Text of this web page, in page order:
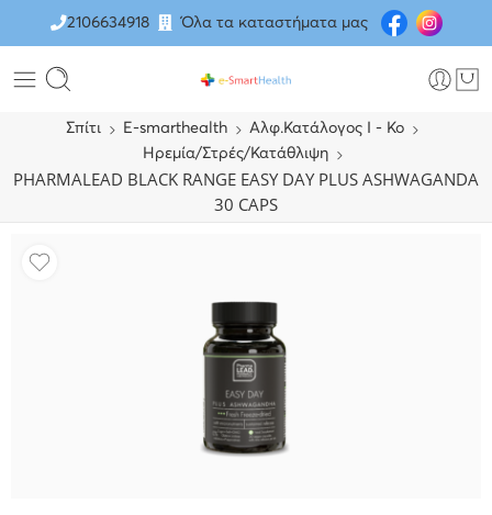
2106634918 Όλα τα καταστήματα μας
Σπίτι E-smarthealth
Αλφ.Κατάλογος Ι - Κο
Ηρεμία/Στρές/Κατάθλιψη
PHARMALEAD BLACK RANGE EASY DAY PLUS ASHWAGANDA
30 CAPS